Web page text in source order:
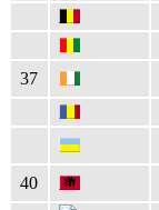
37
40